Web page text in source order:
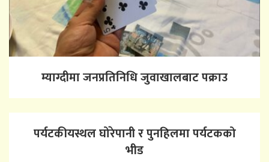
म्याग्दीमा जनप्रतिनिधि जुवाखालबाट पक्राउ
पर्यटकीयस्थल घोरेपानी र पुनहिलमा पर्यटकको
भीड